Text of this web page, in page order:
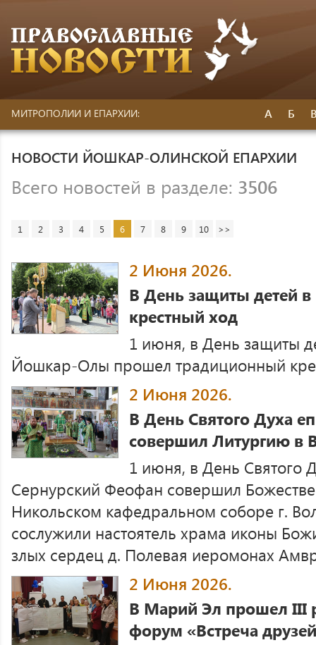
МИТРОПОЛИИ И ЕПАРХИИ: А Б
НОВОСТИ ЙОШКАР-ОЛИНСКОЙ ЕПАРХИИ
Всего новостей в разделе: 3506
1 2 3 4 5 6 7 8 9 10 >>
2 Июня 2026.
В День защиты детей
крестный ход
1 июня, в День защиты
Йошкар-Олы прошел традиционный
2 Июня 2026.
В День Святого Духа
совершил Литургию в
1 июня, в День Святого
Сернурский Феофан совершил
Никольском кафедральном соборе г.
сослужили настоятель храма иконы
злых сердец д. Полевая иеромонах
2 Июня 2026.
В Марий Эл прошел III
форум «Встреча